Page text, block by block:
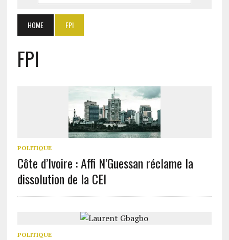
HOME FPI
FPI
POLITIQUE
Côte d’Ivoire : Affi N’Guessan réclame la
dissolution de la CEI
POLITIQUE